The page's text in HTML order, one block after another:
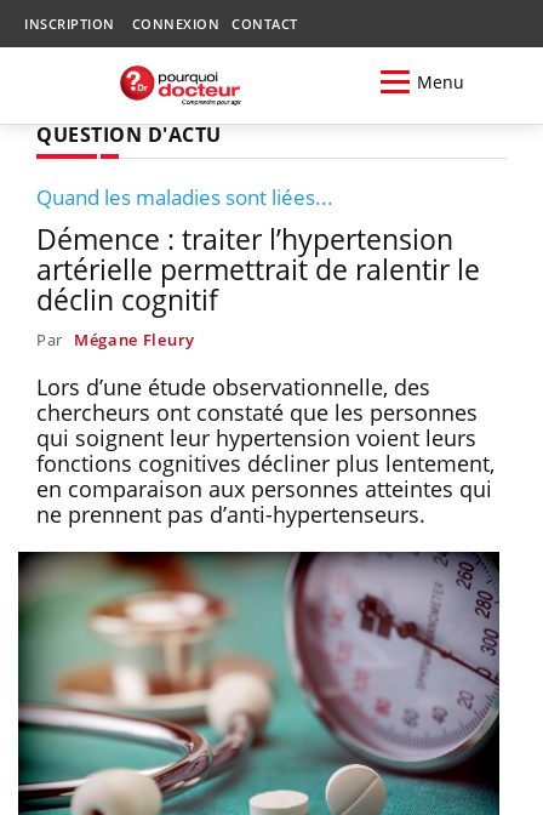
INSCRIPTION CONNEXION CONTACT
Menu
QUESTION D'ACTU
Quand les maladies sont liées...
Démence : traiter l’hypertension
artérielle permettrait de ralentir le
déclin cognitif
Par Mégane Fleury
Lors d’une étude observationnelle, des
chercheurs ont constaté que les personnes
qui soignent leur hypertension voient leurs
fonctions cognitives décliner plus lentement,
en comparaison aux personnes atteintes qui
ne prennent pas d’anti-hypertenseurs.